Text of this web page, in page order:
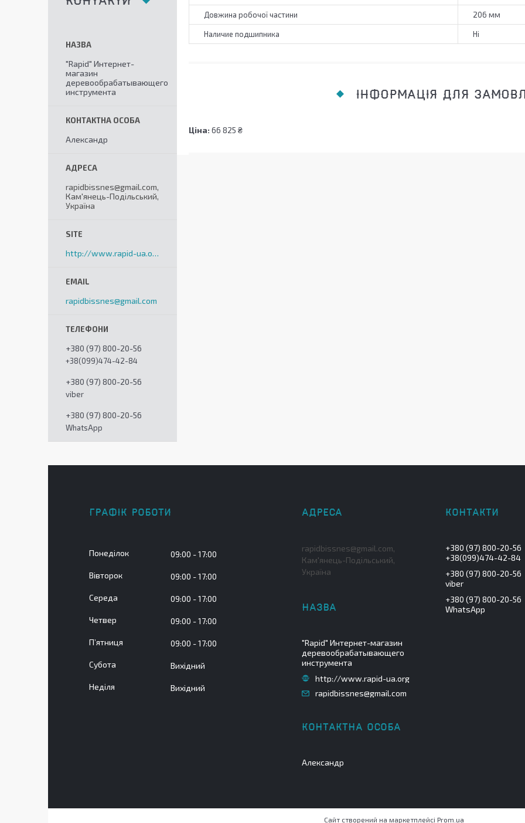
Довжина робочої частини 206 мм
Наличие подшипника Ні
ІНФОРМАЦІЯ ДЛЯ
Ціна: 66 825 ₴
"Rapid" Интернет-
магазин
деревообрабатывающего
инструмента
Александр
rapidbissnes@gmail.com,
Кам'янець-Подільський,
Україна
http://www.rapid-ua.org
rapidbissnes@gmail.com
+380 (97) 800-20-56
+38(099)474-42-84
+380 (97) 800-20-56
viber
+380 (97) 800-20-56
WhatsApp
ГРАФІК РОБОТИ
Понеділок 09:00 17:00
Вівторок 09:00 17:00
Середа 09:00 17:00
Четвер 09:00 17:00
Пʼятниця 09:00 17:00
Субота Вихідний
Неділя Вихідний
rapidbissnes@gmail.com,
Кам'янець-Подільський,
Україна
"Rapid" Интернет-магазин
деревообрабатывающего
инструмента
http://www.rapid-ua.org
rapidbissnes@gmail.com
Александр
+380 (97) 800-20-56
+38(099)474-42-84
+380 (97) 800-20-56
viber
+380 (97) 800-20-56
WhatsApp
Сайт створений на маркетплейсі Prom.ua